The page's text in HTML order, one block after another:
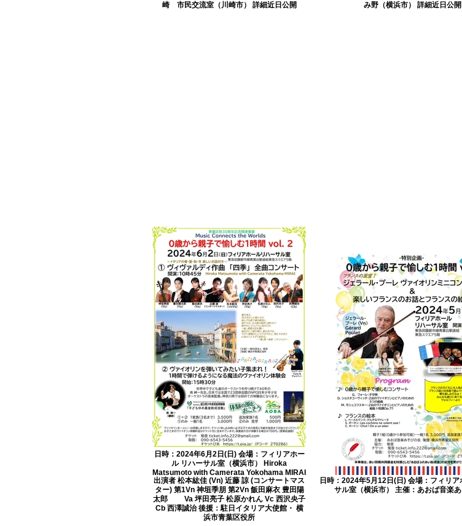
崎 市民交流室（川崎市） 詳細近日公開
み野（横浜市） 詳細近日公開
日時：2024年6月2日(日) 会場：フィリアホー
ル リハーサル室（横浜市） Hiroka
Matsumoto with Camerata Yokohama MIRAI
出演者 松本紘佳 (Vn) 近藤 諒 (コンサートマス
ター) 第1Vn 神垣季朋 第2Vn 飯田麻衣 豊田陽
太郎 Va 坪田亮子 松原かれん Vc 西沢央子
Cb 西澤誠治 後援：駐日イタリア大使館・ 横
浜市青葉区役所
日時：2024年5月12日(日) 会場：フィリア
サル室（横浜市） 主催：あおば音楽